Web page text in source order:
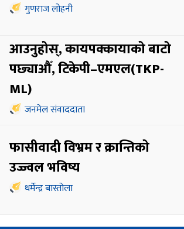
गुणराज लोहनी
आउनुहोस्, कायपक्कायाको बाटो
पछ्याऔँ, टिकेपी–एमएल(TKP-
ML)
जनमेल संवाददाता
फासीवादी विभ्रम र क्रान्तिको
उज्ज्वल भविष्य
धर्मेन्द्र बास्तोला